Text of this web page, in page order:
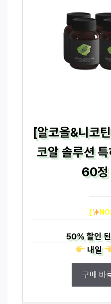
[알코올&니코
코알 솔루션
60정
[
50%할인
내일
구매 바